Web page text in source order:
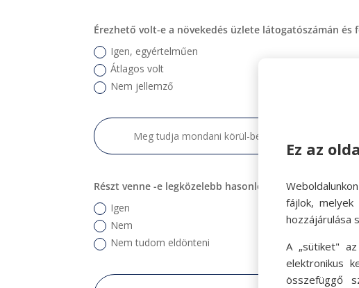
Érezhető volt-e a növekedés üzlete látogatószámán
Igen, egyértelműen
Átlagos volt
Nem jellemző
Részt venne -e legközelebb hasonló együttműködésben?
Igen
Nem
Nem tudom eldönteni
Ez az
fájlok, melyek
hozzájárulása
A „sütiket"
elektronikus
összefüggő